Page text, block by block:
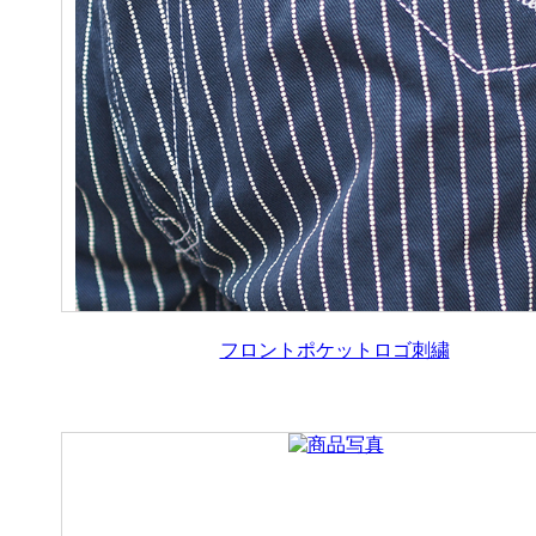
フロントポケットロゴ刺繍